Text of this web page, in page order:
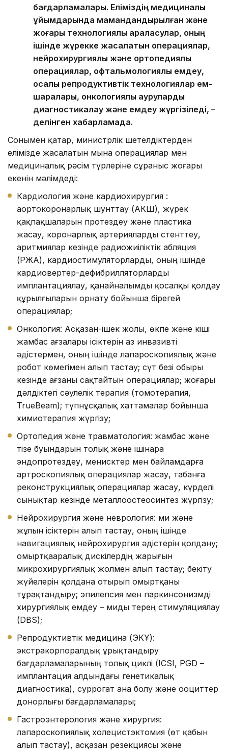
бағдарламалары. Еліміздің медициналық
ұйымдарында мамандандырылған және
жоғары технологиялық араласулар, оның
ішінде жүрекке жасалатын операциялар,
нейрохирургиялық және ортопедиялық
операциялар, офтальмологиялық емдеу,
қосалқы репродуктивтік технологиялар ем-
шаралары, онкологиялық ауруларды
диагностикалау және емдеу жүргізіледі, –
делінген хабарламада.
Сонымен қатар, министрлік шетелдіктерден
елімізде жасалатын мына операциялар мен
медициналық рәсім түрлеріне сұраныс жоғары
екенін мәлімдеді:
Кардиология және кардиохирургия :
аортокоронарлық шунттау (АКШ), жүрек
қақпақшаларын протездеу және пластика
жасау, коронарлық артерияларды стенттеу,
аритмиялар кезінде радиожиіліктік абляция
(РЖА), кардиостимуляторларды, оның ішінде
кардиовертер-дефибрилляторларды
имплантациялау, қанайналымды қосалқы қолдау
құрылғыларын орнату бойынша бірегей
операциялар;
Онкология: Асқазан-ішек жолы, өкпе және кіші
жамбас ағзалары ісіктерін аз инвазивті
әдістермен, оның ішінде лапароскопиялық және
робот көмегімен алып тастау; сүт безі обыры
кезінде ағзаны сақтайтын операциялар; жоғары
дәлдіктегі сәулелік терапия (томотерапия,
TrueBeam); түпнұсқалық хаттамалар бойынша
химиотерапия жүргізу;
Ортопедия және травматология: жамбас және
тізе буындарын толық және ішінара
эндопротездеу, менисктер мен байламдарға
артроскопиялық операциялар жасау, табанға
реконструкциялық операциялар жасау, күрделі
сынықтар кезінде металлоостеосинтез жүргізу;
Нейрохирургия және неврология: ми және
жұлын ісіктерін алып тастау, оның ішінде
навигациялық нейрохирургия әдістерін қолдану;
омыртқааралық дискілердің жарығын
микрохирургиялық жолмен алып тастау; бекіту
жүйелерін қолдана отырып омыртқаны
тұрақтандыру; эпилепсия мен паркинсонизмді
хирургиялық емдеу – миды терең стимуляциялау
(DBS);
Репродуктивтік медицина (ЭКҰ):
экстракорпоралдық ұрықтандыру
бағдарламаларының толық циклі (ICSI, PGD –
имплантация алдындағы генетикалық
диагностика), суррогат ана болу және ооциттер
донорлығы бағдарламалары;
Гастроэнтерология және хирургия:
лапароскопиялық холецистэктомия (өт қабын
алып тастау), асқазан резекциясы және